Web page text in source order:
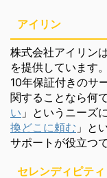
アイリン
株式会社アイリンは
を提供しています
10年保証付きのサ
関することなら何
い 」というニーズ
換どこに頼む 」と
サポートが役立つ
セレンディピテ